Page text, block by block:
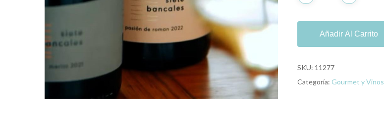
Añadir Al Carrito
SKU: 11277
Categoría: Gourmet y Vinos